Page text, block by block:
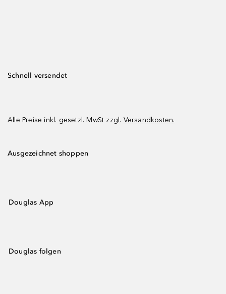
Schnell versendet
Alle Preise inkl. gesetzl. MwSt zzgl. Versandkosten.
Ausgezeichnet shoppen
Douglas App
Douglas folgen